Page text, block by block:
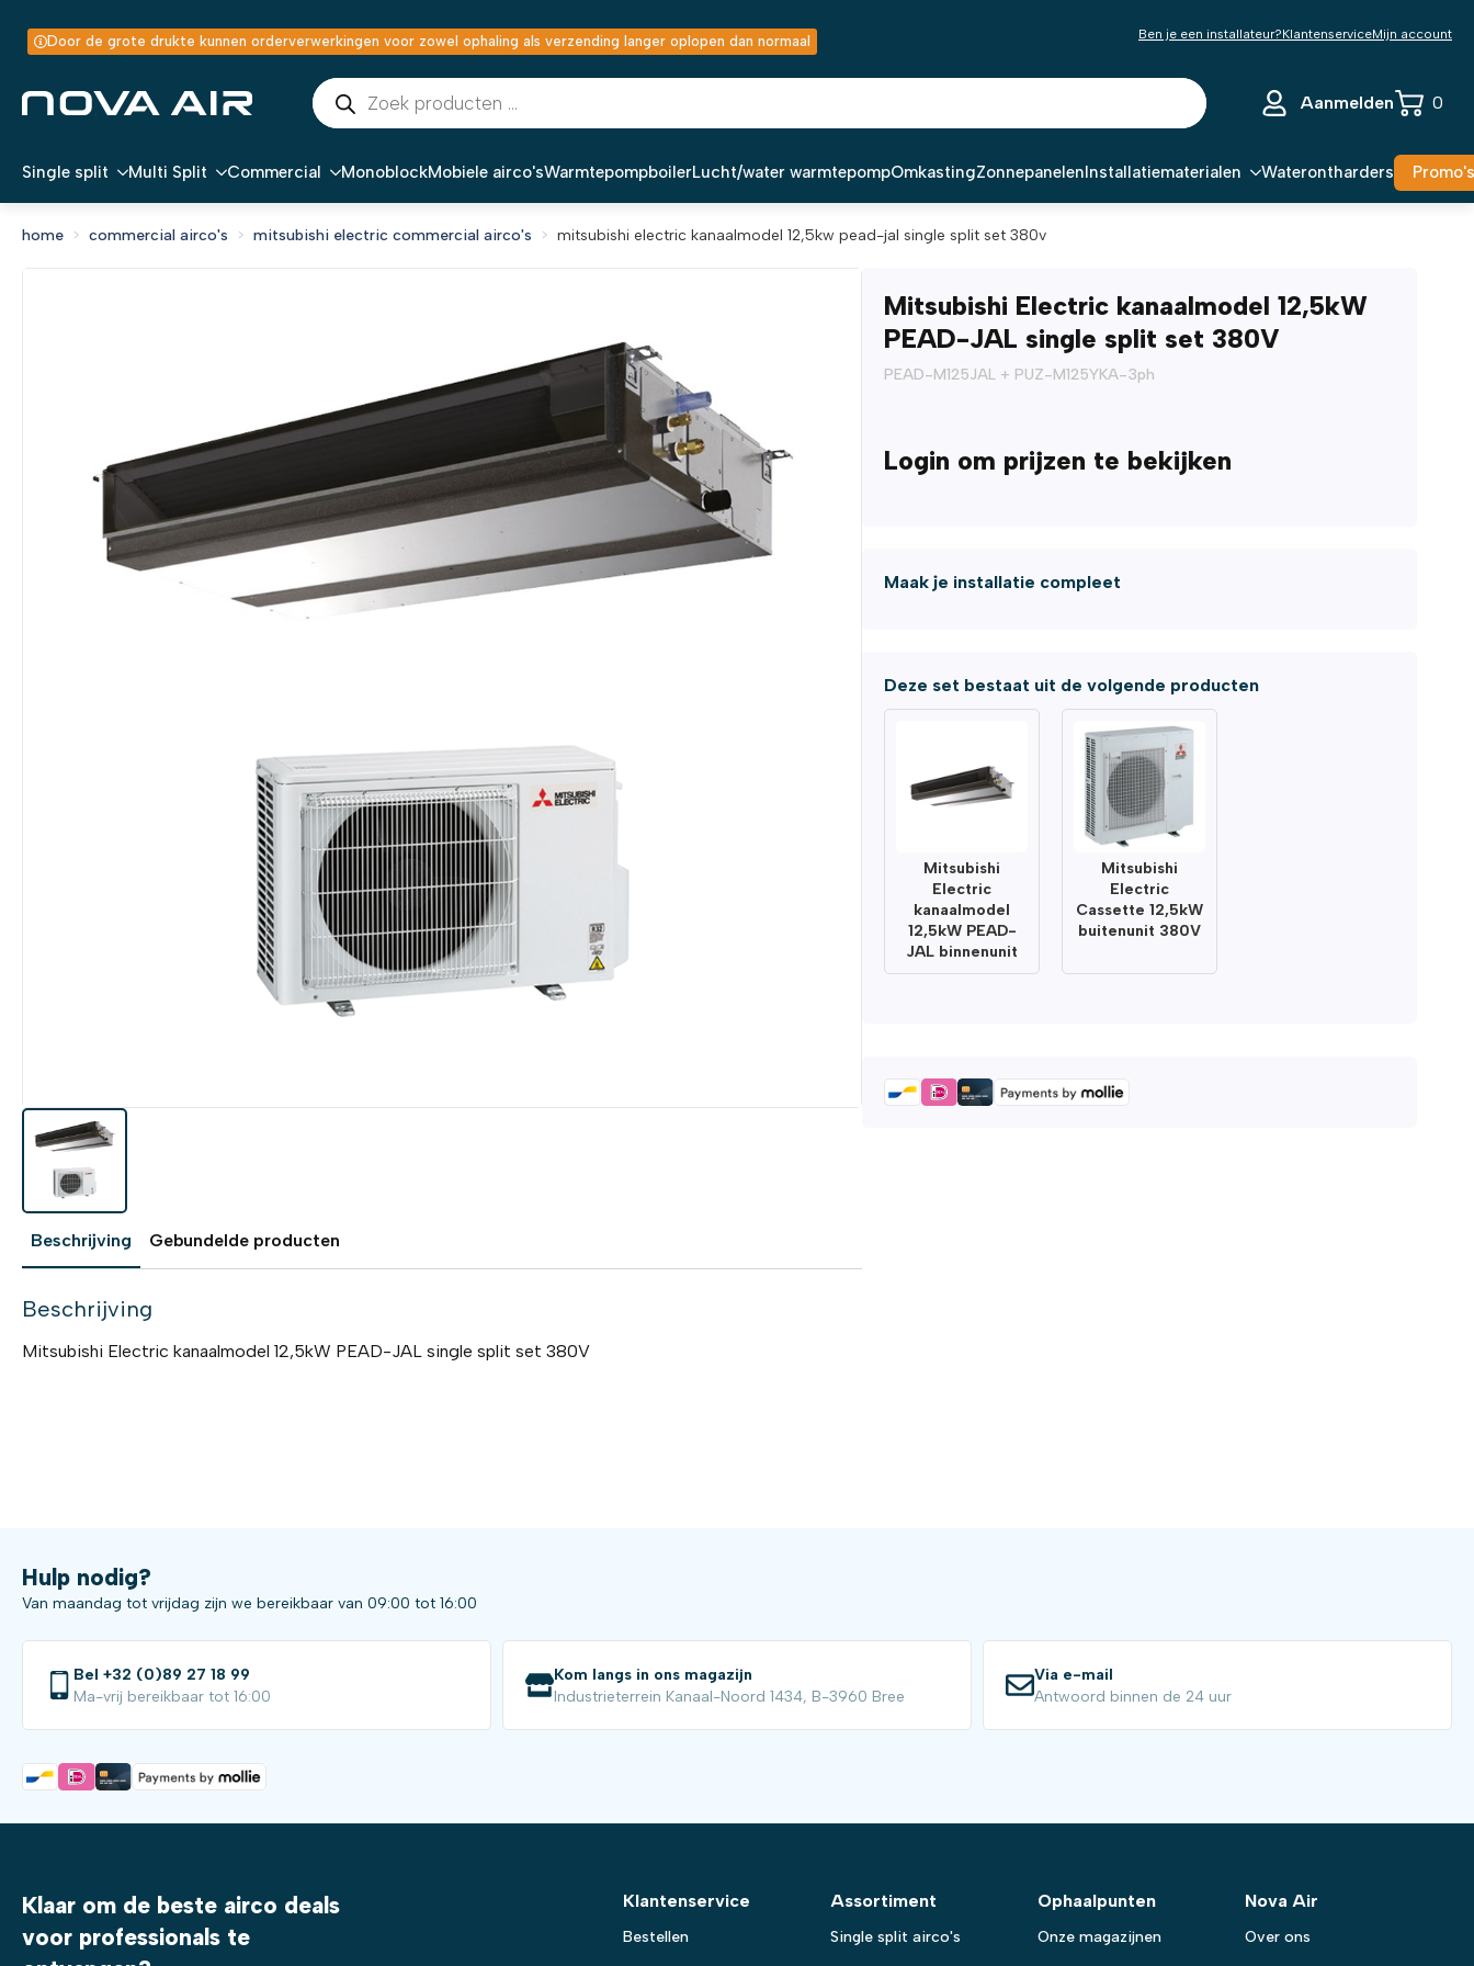
Door de grote drukte kunnen orderverwerkingen voor zowel ophaling als verzending langer oplopen dan normaal Ben je een installateur?KlantenserviceMijn account
Producten
zoeken
Aanmelden 0
Single split Multi Split Commercial MonoblockMobiele airco'sWarmtepompboilerLucht/water warmtepompOmkastingZonnepanelenInstallatiematerialen Waterontharders Promo's
home commercial airco's mitsubishi electric commercial airco's mitsubishi electric kanaalmodel 12,5kw pead-jal single split set 380v
Beschrijving Gebundelde producten
Beschrijving
Mitsubishi Electric kanaalmodel 12,5kW PEAD-JAL single split set 380V
Mitsubishi Electric kanaalmodel 12,5kW
PEAD-JAL single split set 380V
PEAD-M125JAL + PUZ-M125YKA-3ph
Login om prijzen te bekijken
Maak je installatie compleet
Deze set bestaat uit de volgende producten
Mitsubishi
Electric
kanaalmodel
12,5kW PEAD-
JAL binnenunit
Mitsubishi
Electric
Cassette 12,5kW
buitenunit 380V
Hulp nodig?
Van maandag tot vrijdag zijn we bereikbaar van 09:00 tot 16:00
Bel +32 (0)89 27 18 99
Ma-vrij bereikbaar tot 16:00
Kom langs in ons magazijn
Industrieterrein Kanaal-Noord 1434, B-3960 Bree
Via e-mail
Antwoord binnen de 24 uur
Klaar om de beste airco deals
voor professionals te
Klantenservice
Bestellen
Assortiment
Single split airco's
Ophaalpunten
Onze magazijnen
Nova Air
Over ons